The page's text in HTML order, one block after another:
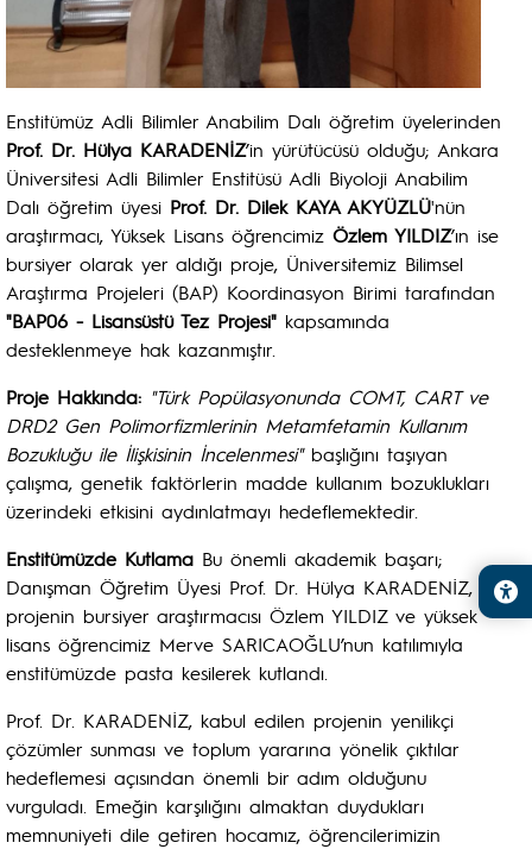
Enstitümüz Adli Bilimler Anabilim Dalı öğretim üyelerinden
Prof. Dr. Hülya KARADENİZ’in yürütücüsü olduğu; Ankara
Üniversitesi Adli Bilimler Enstitüsü Adli Biyoloji Anabilim
Dalı öğretim üyesi Prof. Dr. Dilek KAYA AKYÜZLÜ'nün
araştırmacı, Yüksek Lisans öğrencimiz Özlem YILDIZ’ın ise
bursiyer olarak yer aldığı proje, Üniversitemiz Bilimsel
Araştırma Projeleri (BAP) Koordinasyon Birimi tarafından
"BAP06 - Lisansüstü Tez Projesi" kapsamında
desteklenmeye hak kazanmıştır.
Proje Hakkında: "Türk Popülasyonunda COMT, CART ve
DRD2 Gen Polimorfizmlerinin Metamfetamin Kullanım
Bozukluğu ile İlişkisinin İncelenmesi"başlığını taşıyan
çalışma, genetik faktörlerin madde kullanım bozuklukları
üzerindeki etkisini aydınlatmayı hedeflemektedir.
Enstitümüzde Kutlama Bu önemli akademik başarı;
Danışman Öğretim Üyesi Prof. Dr. Hülya KARADENİZ,
projenin bursiyer araştırmacısı Özlem YILDIZ ve yüksek
lisans öğrencimiz Merve SARICAOĞLU’nun katılımıyla
enstitümüzde pasta kesilerek kutlandı.
Prof. Dr. KARADENİZ, kabul edilen projenin yenilikçi
çözümler sunması ve toplum yararına yönelik çıktılar
hedeflemesi açısından önemli bir adım olduğunu
vurguladı. Emeğin karşılığını almaktan duydukları
memnuniyeti dile getiren hocamız, öğrencilerimizin